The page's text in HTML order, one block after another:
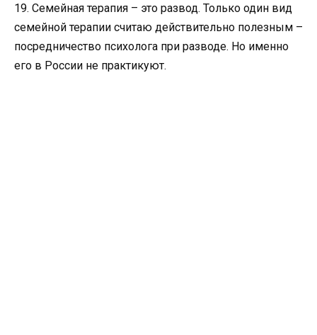
19. Семейная терапия – это развод. Только один вид
семейной терапии считаю действительно полезным –
посредничество психолога при разводе. Но именно
его в России не практикуют.